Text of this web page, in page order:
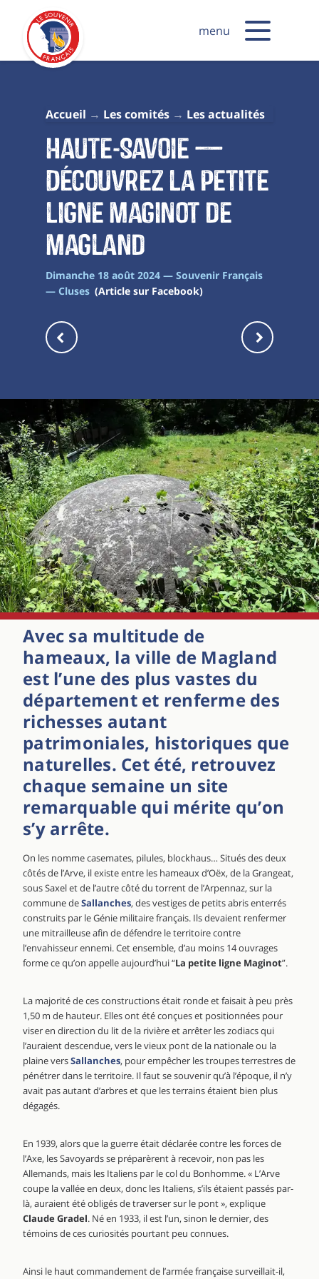
menu
Accueil Les comités Les actualités
Haute-Savoie —
Découvrez la petite
ligne Maginot de
Magland
Dimanche 18 août 2024 — Souvenir Français
— Cluses (Article sur Facebook)
Avec sa multitude de
hameaux, la ville de Magland
est l’une des plus vastes du
département et renferme des
richesses autant
patrimoniales, historiques que
naturelles. Cet été, retrouvez
chaque semaine un site
remarquable qui mérite qu’on
s’y arrête.
On les nomme casemates, pilules, blockhaus… Situés des deux
côtés de l’Arve, il existe entre les hameaux d’Oëx, de la Grangeat,
sous Saxel et de l’autre côté du torrent de l’Arpennaz, sur la
commune deSallanches, des vestiges de petits abris enterrés
construits par le Génie militaire français. Ils devaient renfermer
une mitrailleuse afin de défendre le territoire contre
l’envahisseur ennemi. Cet ensemble, d’au moins 14 ouvrages
forme ce qu’on appelle aujourd’hui “La petite ligne Maginot”.
La majorité de ces constructions était ronde et faisait à peu près
1,50 m de hauteur. Elles ont été conçues et positionnées pour
viser en direction du lit de la rivière et arrêter les zodiacs qui
l’auraient descendue, vers le vieux pont de la nationale ou la
plaine versSallanches, pour empêcher les troupes terrestres de
pénétrer dans le territoire. Il faut se souvenir qu’à l’époque, il n’y
avait pas autant d’arbres et que les terrains étaient bien plus
dégagés.
En 1939, alors que la guerre était déclarée contre les forces de
l’Axe, les Savoyards se préparèrent à recevoir, non pas les
Allemands, mais les Italiens par le col du Bonhomme. « L’Arve
coupe la vallée en deux, donc les Italiens, s’ils étaient passés par-
là, auraient été obligés de traverser sur le pont », explique
Claude Gradel. Né en 1933, il est l’un, sinon le dernier, des
témoins de ces curiosités pourtant peu connues.
Ainsi le haut commandement de l’armée française surveillait-il,